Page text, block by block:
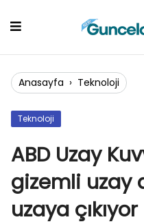
Anasayfa › Teknoloji
Teknoloji
ABD Uzay
gizemli uzay
uzaya çıkıyor